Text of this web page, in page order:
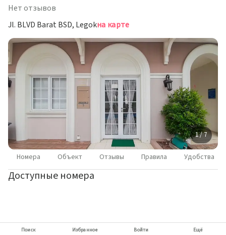
Нет отзывов
Jl. BLVD Barat BSD, Legokна карте
1 / 7
Номера Объект Отзывы Правила Удобства
Доступные номера
Поиск Избранное Войти Ещё